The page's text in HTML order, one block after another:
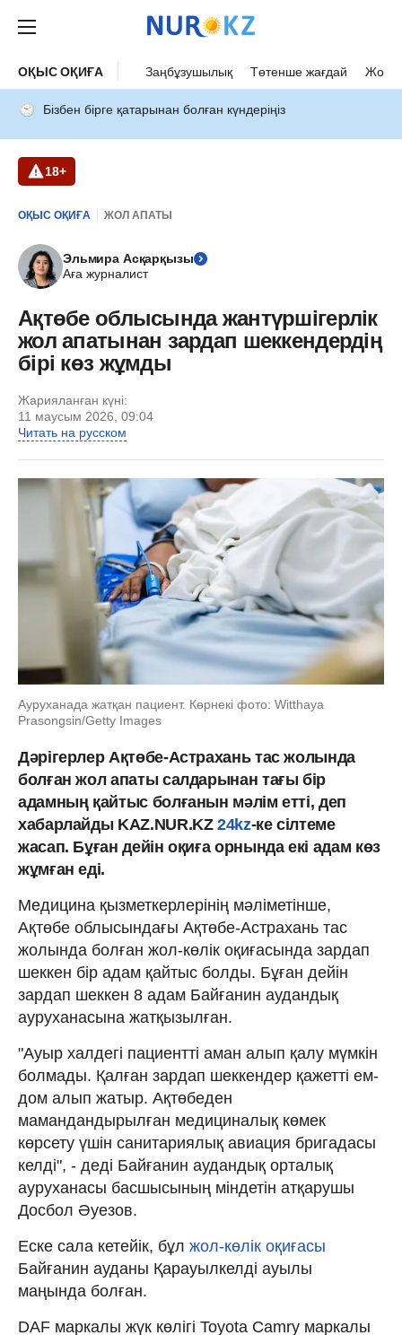
ОҚЫС ОҚИҒА Заңбұзушылық Төтенше жағдай Жол
Бізбен бірге қатарынан болған күндеріңіз
18+
ОҚЫС ОҚИҒА ЖОЛ АПАТЫ
Эльмира Асқарқызы
Аға журналист
Ақтөбе облысында жантүршігерлік
жол апатынан зардап шеккендердің
бірі көз жұмды
Жарияланған күні:
11 маусым 2026, 09:04
Читать на русском
Ауруханада жатқан пациент. Көрнекі фото: Witthaya
Prasongsin/Getty Images
Дәрігерлер Ақтөбе-Астрахань тас жолында
болған жол апаты салдарынан тағы бір
адамның қайтыс болғанын мәлім етті, деп
хабарлайды KAZ.NUR.KZ24kz-ке сілтеме
жасап. Бұған дейін оқиға орнында екі адам көз
жұмған еді.
Медицина қызметкерлерінің мәліметінше,
Ақтөбе облысындағы Ақтөбе-Астрахань тас
жолында болған жол-көлік оқиғасында зардап
шеккен бір адам қайтыс болды. Бұған дейін
зардап шеккен 8 адам Байғанин аудандық
ауруханасына жатқызылған.
"Ауыр халдегі пациентті аман алып қалу мүмкін
болмады. Қалған зардап шеккендер қажетті ем-
дом алып жатыр. Ақтөбеден
мамандандырылған медициналық көмек
көрсету үшін санитариялық авиация бригадасы
келді", - деді Байғанин аудандық орталық
ауруханасы басшысының міндетін атқарушы
Досбол Әуезов.
Еске сала кетейік, бұл жол-көлік оқиғасы
Байғанин ауданы Қарауылкелді ауылы
маңында болған.
DAF маркалы жүк көлігі Toyota Camry маркалы